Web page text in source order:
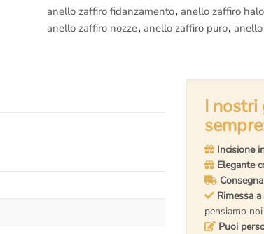
anello zaffiro fidanzamento, anello zaffiro halo
anello zaffiro nozze, anello zaffiro puro,
I
Incisione
Elegante
Rimessa
pensiamo
Puoi